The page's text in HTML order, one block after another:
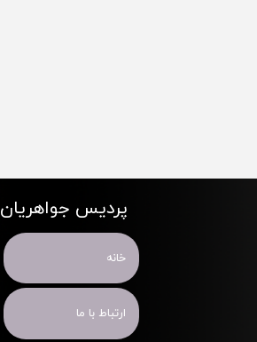
پردیس جواهریان
خانه
ارتباط با ما